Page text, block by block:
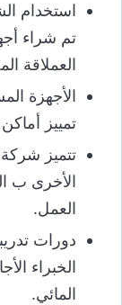
استخدام
تم شراء
العملاقة
الأجهزة
تمييز
تتميز
الأخرى ب
العمل.
دورات
الخبراء
المائي.